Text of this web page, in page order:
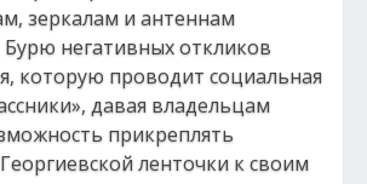
зеркалам и антеннам
негативных откликов
которую проводит социальная
давая владельцам
прикреплять
ленточки к своим